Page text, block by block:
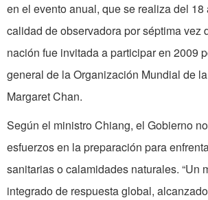
en el evento anual, que se realiza del 18
calidad de observadora por séptima vez
nación fue invitada a participar en 2009
general de la Organización Mundial de
Margaret Chan.
Según el ministro Chiang, el Gobierno
esfuerzos en la preparación para
sanitarias o calamidades naturales. “Un
integrado de respuesta global,